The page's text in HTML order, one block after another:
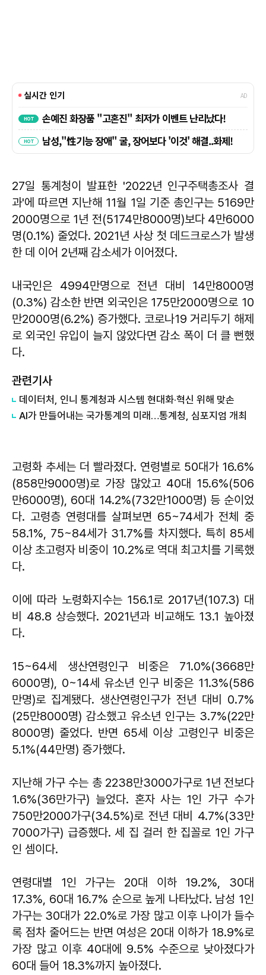
27일 통계청이 발표한 '2022년 인구주택총조사 결
과'에 따르면 지난해 11월 1일 기준 총인구는 5169만
2000명으로 1년 전(5174만8000명)보다 4만6000
명(0.1%) 줄었다. 2021년 사상 첫 데드크로스가 발생
한 데 이어 2년째 감소세가 이어졌다.
내국인은 4994만명으로 전년 대비 14만8000명
(0.3%) 감소한 반면 외국인은 175만2000명으로 10
만2000명(6.2%) 증가했다. 코로나19 거리두기 해제
로 외국인 유입이 늘지 않았다면 감소 폭이 더 클 뻔했
다.
관련기사
데이터처, 인니 통계청과 시스템 현대화·혁신 위해 맞손
AI가 만들어내는 국가통계의 미래…통계청, 심포지엄 개최
고령화 추세는 더 빨라졌다. 연령별로 50대가 16.6%
(858만9000명)로 가장 많았고 40대 15.6%(506
만6000명), 60대 14.2%(732만1000명) 등 순이었
다. 고령층 연령대를 살펴보면 65~74세가 전체 중
58.1%, 75~84세가 31.7%를 차지했다. 특히 85세
이상 초고령자 비중이 10.2%로 역대 최고치를 기록했
다.
이에 따라 노령화지수는 156.1로 2017년(107.3) 대
비 48.8 상승했다. 2021년과 비교해도 13.1 높아졌
다.
15~64세 생산연령인구 비중은 71.0%(3668만
6000명), 0~14세 유소년 인구 비중은 11.3%(586
만명)로 집계됐다. 생산연령인구가 전년 대비 0.7%
(25만8000명) 감소했고 유소년 인구는 3.7%(22만
8000명) 줄었다. 반면 65세 이상 고령인구 비중은
5.1%(44만명) 증가했다.
지난해 가구 수는 총 2238만3000가구로 1년 전보다
1.6%(36만가구) 늘었다. 혼자 사는 1인 가구 수가
750만2000가구(34.5%)로 전년 대비 4.7%(33만
7000가구) 급증했다. 세 집 걸러 한 집꼴로 1인 가구
인 셈이다.
연령대별 1인 가구는 20대 이하 19.2%, 30대
17.3%, 60대 16.7% 순으로 높게 나타났다. 남성 1인
가구는 30대가 22.0%로 가장 많고 이후 나이가 들수
록 점차 줄어드는 반면 여성은 20대 이하가 18.9%로
가장 많고 이후 40대에 9.5% 수준으로 낮아졌다가
60대 들어 18.3%까지 높아졌다.